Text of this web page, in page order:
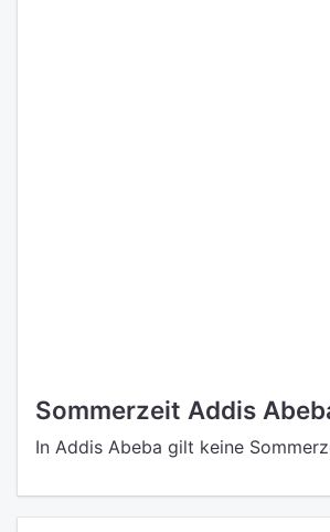
Sommerzeit Addis
In Addis Abeba gilt keine